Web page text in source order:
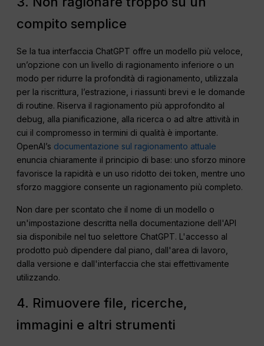
compito semplice
Se la tua interfaccia ChatGPT offre un modello più veloce,
un’opzione con un livello di ragionamento inferiore o un
modo per ridurre la profondità di ragionamento, utilizzala
per la riscrittura, l’estrazione, i riassunti brevi e le domande
di routine. Riserva il ragionamento più approfondito al
debug, alla pianificazione, alla ricerca o ad altre attività in
cui il compromesso in termini di qualità è importante.
OpenAI’s documentazione sul ragionamento attuale
enuncia chiaramente il principio di base: uno sforzo minore
favorisce la rapidità e un uso ridotto dei token, mentre uno
sforzo maggiore consente un ragionamento più completo.
Non dare per scontato che il nome di un modello o
un'impostazione descritta nella documentazione dell'API
sia disponibile nel tuo selettore ChatGPT. L'accesso al
prodotto può dipendere dal piano, dall'area di lavoro,
dalla versione e dall'interfaccia che stai effettivamente
utilizzando.
4. Rimuovere file, ricerche,
immagini e altri strumenti